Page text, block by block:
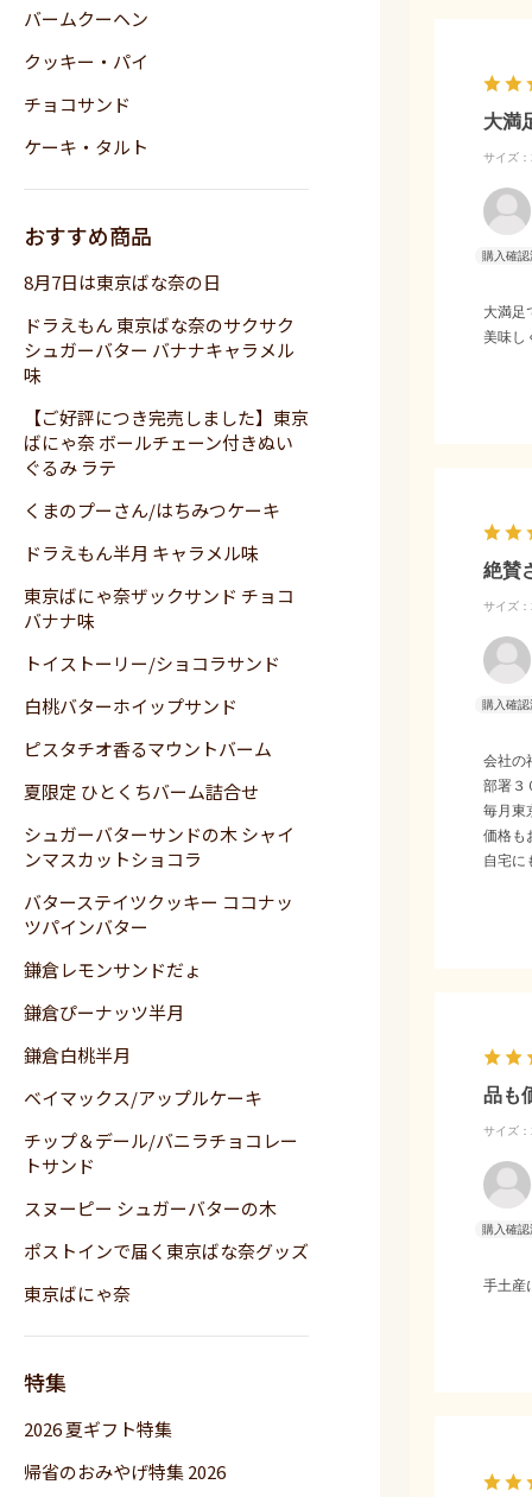
バームクーヘン
クッキー・パイ
チョコサンド
ケーキ・タルト
おすすめ商品
8月7日は東京ばな奈の日
ドラえもん 東京ばな奈のサクサク
シュガーバター バナナキャラメル
味
【ご好評につき完売しました】東京
ばにゃ奈 ボールチェーン付きぬい
ぐるみ ラテ
くまのプーさん/はちみつケーキ
ドラえもん半月 キャラメル味
東京ばにゃ奈ザックサンド チョコ
バナナ味
トイストーリー/ショコラサンド
白桃バターホイップサンド
ピスタチオ香るマウントバーム
夏限定 ひとくちバーム詰合せ
シュガーバターサンドの木 シャイ
ンマスカットショコラ
バターステイツクッキー ココナッ
ツパインバター
鎌倉レモンサンドだょ
鎌倉ぴーナッツ半月
鎌倉白桃半月
ベイマックス/アップルケーキ
チップ＆デール/バニラチョコレー
トサンド
スヌーピー シュガーバターの木
ポストインで届く東京ばな奈グッズ
東京ばにゃ奈
特集
2026 夏ギフト特集
帰省のおみやげ特集 2026
大満
サイズ
大満足
美味し
絶賛
サイズ
会社の
部署３
毎月東
価格も
自宅に
品も
サイズ
手土産